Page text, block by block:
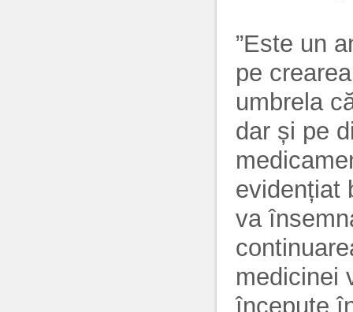
”Este un
pe
umbrela
dar și pe
evidențiat
va
medicinei
începute